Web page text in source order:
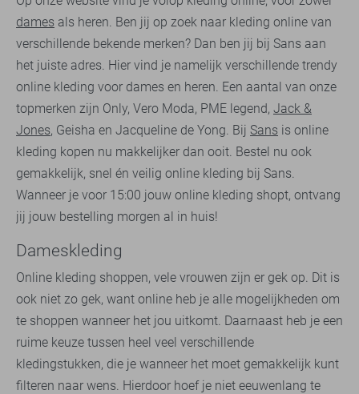
dames als heren. Ben jij op zoek naar kleding online van
verschillende bekende merken? Dan ben jij bij Sans aan
het juiste adres. Hier vind je namelijk verschillende trendy
online kleding voor dames en heren. Een aantal van onze
topmerken zijn Only, Vero Moda, PME legend, Jack &
Jones, Geisha en Jacqueline de Yong. Bij Sans is online
kleding kopen nu makkelijker dan ooit. Bestel nu ook
gemakkelijk, snel én veilig online kleding bij Sans.
Wanneer je voor 15:00 jouw online kleding shopt, ontvang
jij jouw bestelling morgen al in huis!
Dameskleding
Online kleding shoppen, vele vrouwen zijn er gek op. Dit is
ook niet zo gek, want online heb je alle mogelijkheden om
te shoppen wanneer het jou uitkomt. Daarnaast heb je een
ruime keuze tussen heel veel verschillende
kledingstukken, die je wanneer het moet gemakkelijk kunt
filteren naar wens. Hierdoor hoef je niet eeuwenlang te